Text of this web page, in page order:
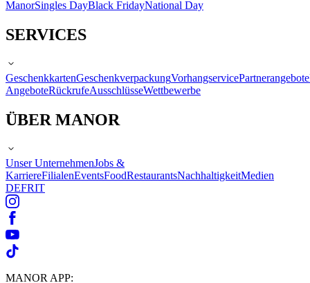
ManorSingles DayBlack FridayNational Day
SERVICES
GeschenkkartenGeschenkverpackungVorhangservicePartnerangebote
AngeboteRückrufeAusschlüsseWettbewerbe
ÜBER MANOR
Unser UnternehmenJobs &
KarriereFilialenEventsFoodRestaurantsNachhaltigkeitMedien
DEFRIT
MANOR APP: